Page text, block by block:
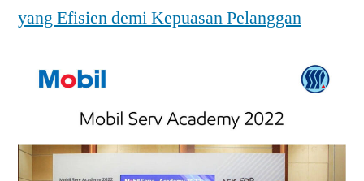
yang Efisien demi Kepuasan Pelanggan